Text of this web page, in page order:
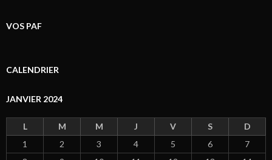
VOS PAF
CALENDRIER
JANVIER 2024
L M M J V S
D
1
2 3 4 5 6
7